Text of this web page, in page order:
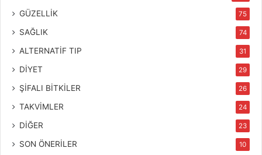
GÜZELLİK 75
SAĞLIK 74
ALTERNATİF TIP 31
DİYET 29
ŞİFALI BİTKİLER 26
TAKVİMLER 24
DİĞER 23
SON ÖNERİLER 10